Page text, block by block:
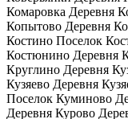
Комаровка Деревня
Копытово Деревня
Костино Поселок
Костюнино Деревня
Круглино Деревня
Кузяево Деревня
Поселок Куминово
Деревня Курово